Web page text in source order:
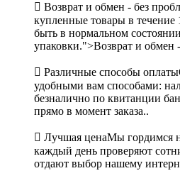
 Возврат и обмен - без
купленные товары в
быть в нормальном
упаковки.">Возврат и обмен
 Различные способы оплаты
удобными вам способами:
безналично по квитанции
прямо в момент заказа..
 Лучшая ценаМы гордимся
каждый день проверяют
отдают выбор нашему